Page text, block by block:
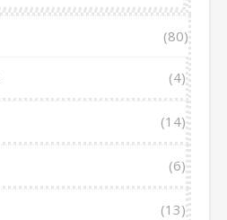
(80)
(4)
(14)
(6)
(13)